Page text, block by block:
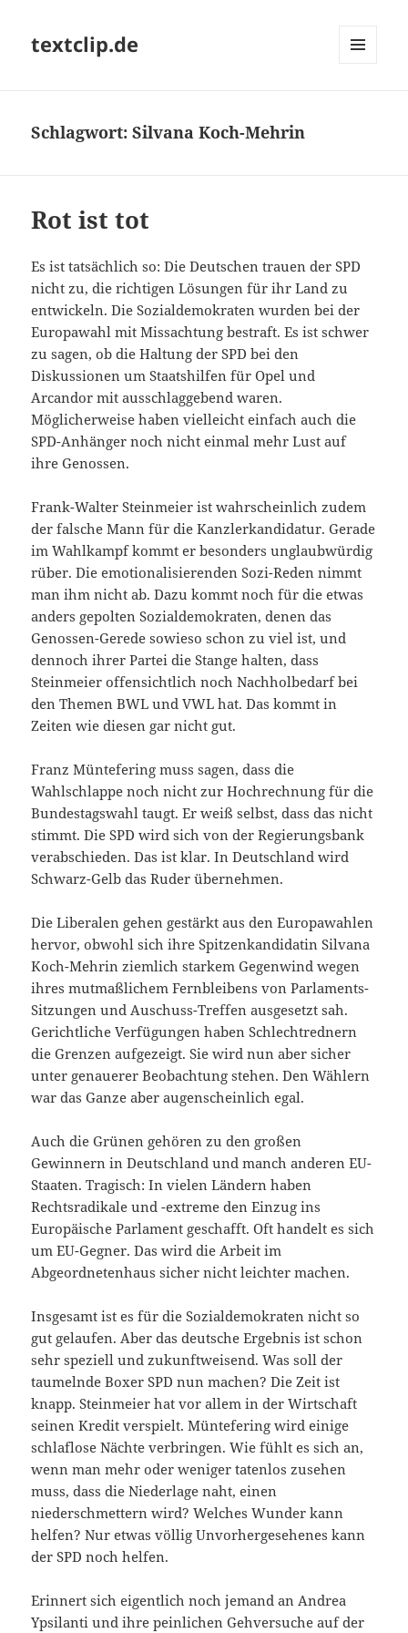
textclip.de
Schlagwort:Silvana Koch-Mehrin
Rot ist tot
Es ist tatsächlich so: Die Deutschen trauen der SPD
nicht zu, die richtigen Lösungen für ihr Land zu
entwickeln. Die Sozialdemokraten wurden bei der
Europawahl mit Missachtung bestraft. Es ist schwer
zu sagen, ob die Haltung der SPD bei den
Diskussionen um Staatshilfen für Opel und
Arcandor mit ausschlaggebend waren.
Möglicherweise haben vielleicht einfach auch die
SPD-Anhänger noch nicht einmal mehr Lust auf
ihre Genossen.
Frank-Walter Steinmeier ist wahrscheinlich zudem
der falsche Mann für die Kanzlerkandidatur. Gerade
im Wahlkampf kommt er besonders unglaubwürdig
rüber. Die emotionalisierenden Sozi-Reden nimmt
man ihm nicht ab. Dazu kommt noch für die etwas
anders gepolten Sozialdemokraten, denen das
Genossen-Gerede sowieso schon zu viel ist, und
dennoch ihrer Partei die Stange halten, dass
Steinmeier offensichtlich noch Nachholbedarf bei
den Themen BWL und VWL hat. Das kommt in
Zeiten wie diesen gar nicht gut.
Franz Müntefering muss sagen, dass die
Wahlschlappe noch nicht zur Hochrechnung für die
Bundestagswahl taugt. Er weiß selbst, dass das nicht
stimmt. Die SPD wird sich von der Regierungsbank
verabschieden. Das ist klar. In Deutschland wird
Schwarz-Gelb das Ruder übernehmen.
Die Liberalen gehen gestärkt aus den Europawahlen
hervor, obwohl sich ihre Spitzenkandidatin Silvana
Koch-Mehrin ziemlich starkem Gegenwind wegen
ihres mutmaßlichem Fernbleibens von Parlaments-
Sitzungen und Auschuss-Treffen ausgesetzt sah.
Gerichtliche Verfügungen haben Schlechtrednern
die Grenzen aufgezeigt. Sie wird nun aber sicher
unter genauerer Beobachtung stehen. Den Wählern
war das Ganze aber augenscheinlich egal.
Auch die Grünen gehören zu den großen
Gewinnern in Deutschland und manch anderen EU-
Staaten. Tragisch: In vielen Ländern haben
Rechtsradikale und -extreme den Einzug ins
Europäische Parlament geschafft. Oft handelt es sich
um EU-Gegner. Das wird die Arbeit im
Abgeordnetenhaus sicher nicht leichter machen.
Insgesamt ist es für die Sozialdemokraten nicht so
gut gelaufen. Aber das deutsche Ergebnis ist schon
sehr speziell und zukunftweisend. Was soll der
taumelnde Boxer SPD nun machen? Die Zeit ist
knapp. Steinmeier hat vor allem in der Wirtschaft
seinen Kredit verspielt. Müntefering wird einige
schlaflose Nächte verbringen. Wie fühlt es sich an,
wenn man mehr oder weniger tatenlos zusehen
muss, dass die Niederlage naht, einen
niederschmettern wird? Welches Wunder kann
helfen? Nur etwas völlig Unvorhergesehenes kann
der SPD noch helfen.
Erinnert sich eigentlich noch jemand an Andrea
Ypsilanti und ihre peinlichen Gehversuche auf der